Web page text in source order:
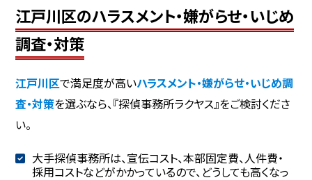
江戸川区のハラスメント・嫌がらせ・いじめ
調査・対策
江戸川区で満足度が高いハラスメント・嫌がらせ・いじめ調
査・対策を選ぶなら、『探偵事務所ラクヤス』をご検討くださ
い。
大手探偵事務所は、宣伝コスト、本部固定費、人件費・
採用コストなどがかかっているので、どうしても高くなっ